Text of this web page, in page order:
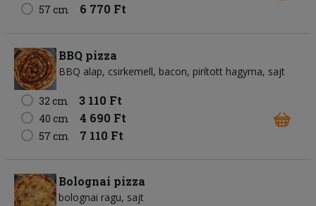
57 cm 6 770 Ft
BBQ pizza
BBQ alap csirkemell bacon pirított hagyma sajt
32 cm 3 110 Ft
40 cm 4 690 Ft
57 cm 7 110 Ft
Bolognai pizza
bolognai ragu sajt